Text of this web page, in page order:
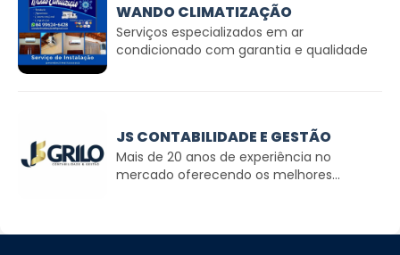
WANDO CLIMATIZAÇÃO
Serviços especializados em ar
condicionado com garantia e qualidade
JS CONTABILIDADE E GESTÃO
Mais de 20 anos de experiência no
mercado oferecendo os melhores...